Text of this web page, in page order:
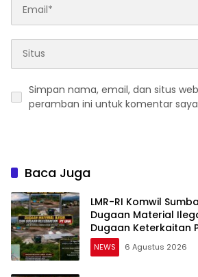
Simpan nama, email, dan situs
peramban ini untuk komentar
Baca Juga
LMR-RI Komwil
Dugaan Material
Dugaan Keterkaitan
Diselidiki Tuntas
NEWS 6 Agustus 2026